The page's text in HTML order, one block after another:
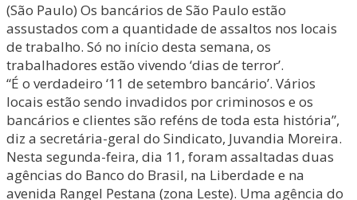
(São Paulo) Os bancários de São Paulo estão
assustados com a quantidade de assaltos nos locais
de trabalho. Só no início desta semana, os
trabalhadores estão vivendo ‘dias de terror’.
“É o verdadeiro ‘11 de setembro bancário’. Vários
locais estão sendo invadidos por criminosos e os
bancários e clientes são reféns de toda esta história”,
diz a secretária-geral do Sindicato, Juvandia Moreira.
Nesta segunda-feira, dia 11, foram assaltadas duas
agências do Banco do Brasil, na Liberdade e na
avenida Rangel Pestana (zona Leste). Uma agência do